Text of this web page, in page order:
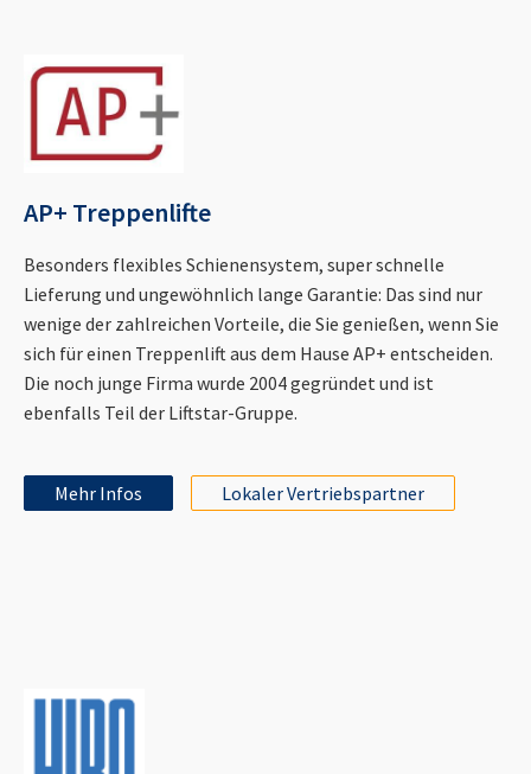
AP+ Treppenlifte
Besonders flexibles Schienensystem, super schnelle
Lieferung und ungewöhnlich lange Garantie: Das sind nur
wenige der zahlreichen Vorteile, die Sie genießen, wenn Sie
sich für einen Treppenlift aus dem Hause AP+ entscheiden.
Die noch junge Firma wurde 2004 gegründet und ist
ebenfalls Teil der Liftstar-Gruppe.
Mehr Infos Lokaler Vertriebspartner